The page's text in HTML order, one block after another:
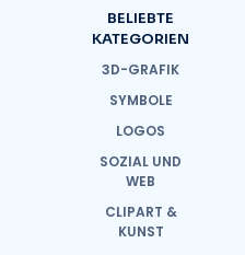
BELIEBTE
KATEGORIEN
3D-GRAFIK
SYMBOLE
LOGOS
SOZIAL UND
WEB
CLIPART &
KUNST